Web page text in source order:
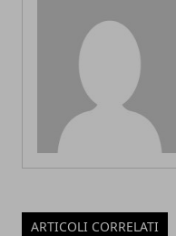
ARTICOLI CORRELATI